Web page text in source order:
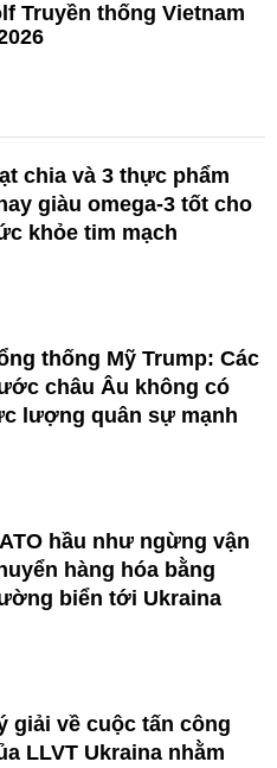
Truyền thống Vietnam
chia và 3 thực phẩm
giàu omega-3 tốt cho
khỏe tim mạch
thống Mỹ Trump: Các
châu Âu không có
lượng quân sự mạnh
hầu như ngừng vận
hàng hóa bằng
biển tới Ukraina
giải về cuộc tấn công
LLVT Ukraina nhằm